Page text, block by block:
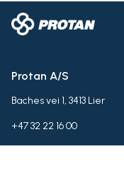
Protan A/S
Baches vei 1, 3413 Lier
+47 32 22 16 00